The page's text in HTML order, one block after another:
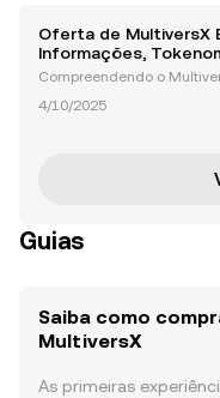
Oferta de MultiversX
Informações,
Controvérsias que
Compreendendo o
conhecido como Elrond, é
4/10/2025
Guias
Saiba como
MultiversX
As primeiras